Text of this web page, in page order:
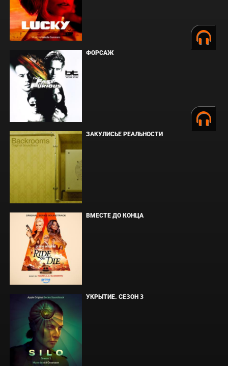
ФОРСАЖ
ЗАКУЛИСЬЕ РЕАЛЬНОСТИ
ВМЕСТЕ ДО КОНЦА
УКРЫТИЕ. СЕЗОН 3